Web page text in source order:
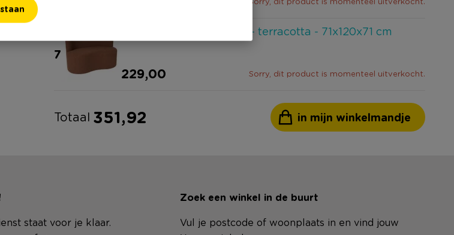
7
Teddy loveseat fauteuil - terracotta - 71x120x71 cm
229,00 Sorry, dit product is momenteel uitverkocht.
Totaal 351,92 in mijn winkelmandje
staat voor je klaar.
Zoek een winkel in de buurt
Vul je postcode of woonplaats in en vind jouw